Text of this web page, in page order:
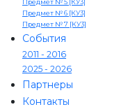
Предмет № 5 [КУ3]
Предмет № 6 [КУ3]
Предмет № 7 [КУ3]
События
2011 - 2016
2025 - 2026
Партнеры
Контакты